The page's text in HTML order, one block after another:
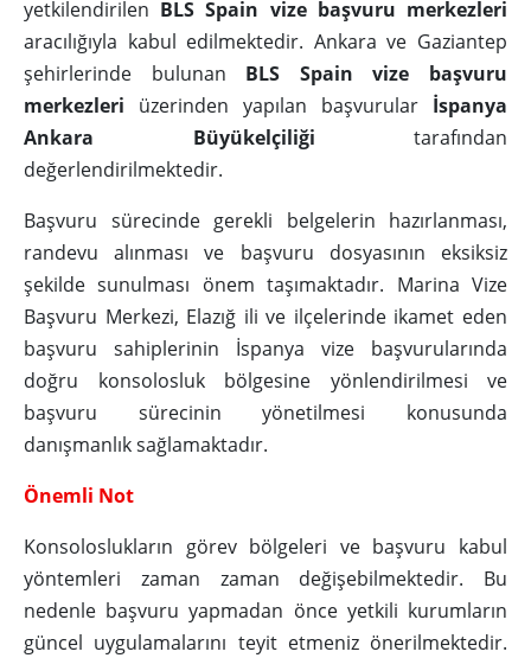
yetkilendirilen BLS Spain vize başvuru merkezleri
aracılığıyla kabul edilmektedir. Ankara ve Gaziantep
şehirlerinde bulunan BLS Spain vize başvuru
merkezleri üzerinden yapılan başvurular İspanya
Ankara Büyükelçiliği tarafından
değerlendirilmektedir.
Başvuru sürecinde gerekli belgelerin hazırlanması,
randevu alınması ve başvuru dosyasının eksiksiz
şekilde sunulması önem taşımaktadır. Marina Vize
Başvuru Merkezi, Elazığ ili ve ilçelerinde ikamet eden
başvuru sahiplerinin İspanya vize başvurularında
doğru konsolosluk bölgesine yönlendirilmesi ve
başvuru sürecinin yönetilmesi konusunda
danışmanlık sağlamaktadır.
Önemli Not
Konsoloslukların görev bölgeleri ve başvuru kabul
yöntemleri zaman zaman değişebilmektedir. Bu
nedenle başvuru yapmadan önce yetkili kurumların
güncel uygulamalarını teyit etmeniz önerilmektedir.